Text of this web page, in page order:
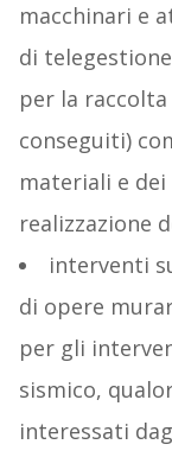
macchinari e
di
per la
conseguiti)
materiali e
realizzazione
interventi
di opere
per gli
sismico,
interessati